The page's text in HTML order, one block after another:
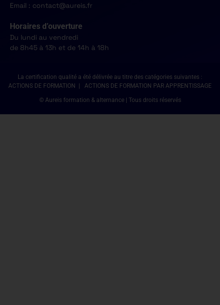
Email : contact@aureis.fr
Horaires d’ouverture
Du lundi au vendredi
de 8h45 à 13h et de 14h à 18h
La certification qualité a été délivrée au titre des catégories suivantes :
ACTIONS DE FORMATION | ACTIONS DE FORMATION PAR APPRENTISSAGE
© Aureis formation & alternance | Tous droits réservés